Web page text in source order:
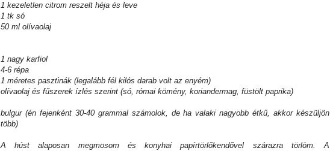
1 kezeletlen citrom reszelt héja és leve
1 tk só
50 ml olívaolaj
1 nagy karfiol
4-6 répa
1 méretes pasztinák (legalább fél kilós darab volt az enyém)
olívaolaj és fűszerek ízlés szerint (só, római kömény, koriandermag, füstölt paprika)
bulgur (én fejenként 30-40 grammal számolok, de ha valaki nagyobb étkű, akkor készüljön
több)
A húst alaposan megmosom és konyhai papírtörlőkendővel szárazra törlöm. A